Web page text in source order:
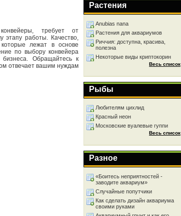
требует от
этапу работы. Качество,
лежат в основе
по выбору конвейера
бизнеса. Обращайтесь к
отвечает вашим нуждам
Растения
Anubias nana
Растения для аквариумов
Риччия: доступна, красива,
полезна
Некоторые виды криптокорин
Весь список
Рыбы
Любителям цихлид
Красный неон
Московские вуалевые гуппи
Весь список
Разное
«Боитесь неприятностей -
заводите аквариум»
Случайные попутчики
Как сделать дизайн аквариума
своими руками